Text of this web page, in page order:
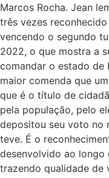
Marcos Rocha. Jean
três vezes
vencendo o segundo
2022, o que mostra a
comandar o estado de
maior comenda que
que é o título de
pela população, pelo
depositou seu voto no
teve. É o
desenvolvido ao longo
trazendo qualidade de